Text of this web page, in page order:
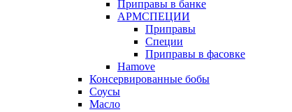
Приправы в банке
АРМСПЕЦИИ
Приправы
Специи
Приправы в фасовке
Hamove
Консервированные бобы
Соусы
Масло